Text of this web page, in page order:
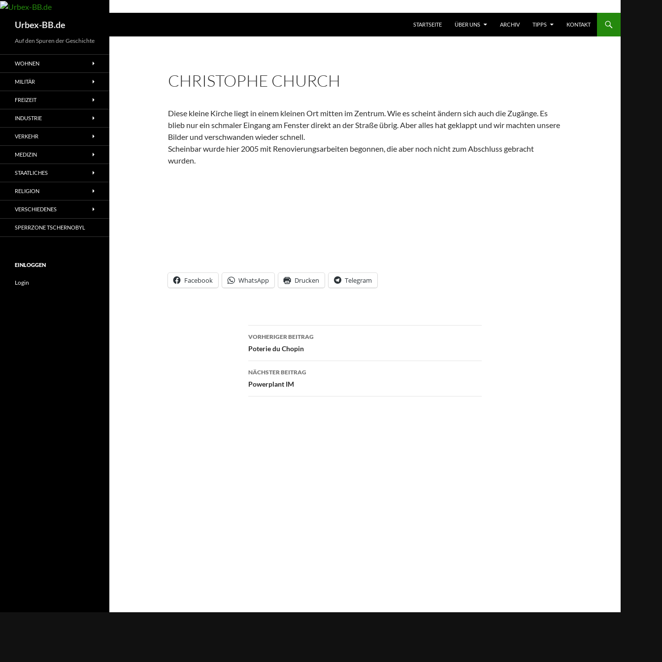
Urbex-BB.de
STARTSEITE
ÜBER UNS ARCHIV TIPPS KONTAKT
CHRISTOPHE CHURCH
Diese kleine Kirche liegt in einem kleinen Ort mitten im Zentrum. Wie es scheint ändern sich auch die Zugänge. Es
blieb nur ein schmaler Eingang am Fenster direkt an der Straße übrig. Aber alles hat geklappt und wir machten unsere
Bilder und verschwanden wieder schnell.
Scheinbar wurde hier 2005 mit Renovierungsarbeiten begonnen, die aber noch nicht zum Abschluss gebracht
wurden.
Facebook WhatsApp Drucken Telegram
Beitrags-
Navigation
VORHERIGER BEITRAG
Poterie du Chopin
NÄCHSTER BEITRAG
Powerplant IM
Auf den Spuren der Geschichte
WOHNEN
MILITÄR
FREIZEIT
INDUSTRIE
VERKEHR
MEDIZIN
STAATLICHES
RELIGION
VERSCHIEDENES
SPERRZONE TSCHERNOBYL
EINLOGGEN
Login